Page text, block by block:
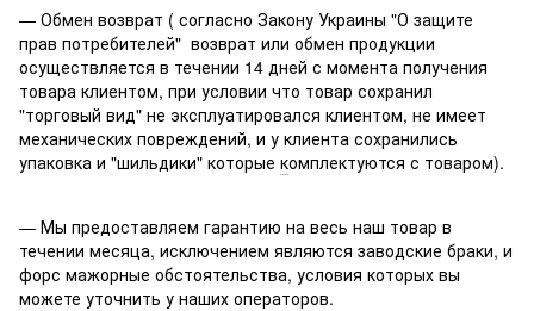
— Обмен возврат ( согласно Закону Украины "О защите
прав потребителей" возврат или обмен продукции
осуществляется в течении 14 дней с момента получения
товара клиентом, при условии что товар сохранил
"торговый вид" не эксплуатировался клиентом, не имеет
механических повреждений, и у клиента сохранились
упаковка и "шильдики" которые комплектуются с товаром).
— Мы предоставляем гарантию на весь наш товар в
течении месяца, исключением являются заводские браки, и
форс мажорные обстоятельства, условия которых вы
можете уточнить у наших операторов.